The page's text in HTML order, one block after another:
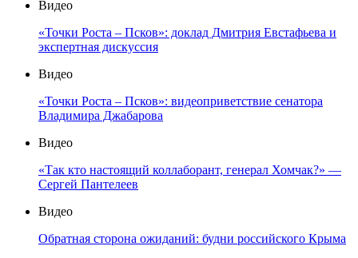
Видео
«Точки Роста – Псков»: доклад Дмитрия Евстафьева и
экспертная дискуссия
Видео
«Точки Роста – Псков»: видеоприветствие сенатора
Владимира Джабарова
Видео
«Так кто настоящий коллаборант, генерал Хомчак?» —
Сергей Пантелеев
Видео
Обратная сторона ожиданий: будни российского Крыма